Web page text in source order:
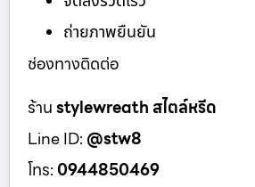
ถ่ายภาพยืนยัน
ช่องทางติดต่อ
ร้านstylewreath สไตล์หรีด
Line ID: @stw8
โทร: 0944850469